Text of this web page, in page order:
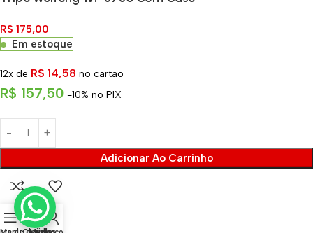
R$ 175,00
Em estoque
12x de R$ 14,58 no cartão
R$ 157,50 -10% no PIX
Adicionar Ao Carrinho
0